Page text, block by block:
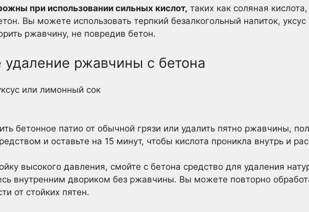
при использовании сильных кислот, таких как соляная
Вы можете использовать терпкий безалкогольный напиток,
ржавчину, не повредив бетон.
удаление ржавчины с бетона
или лимонный сок
бетонное патио от обычной грязи или удалить пятно ржавчины,
и оставьте на 15 минут, чтобы кислота проникла внутрь и
высокого давления, смойте с бетона средство для удаления
внутренним двориком без ржавчины. Вы можете повторно
от стойких пятен.